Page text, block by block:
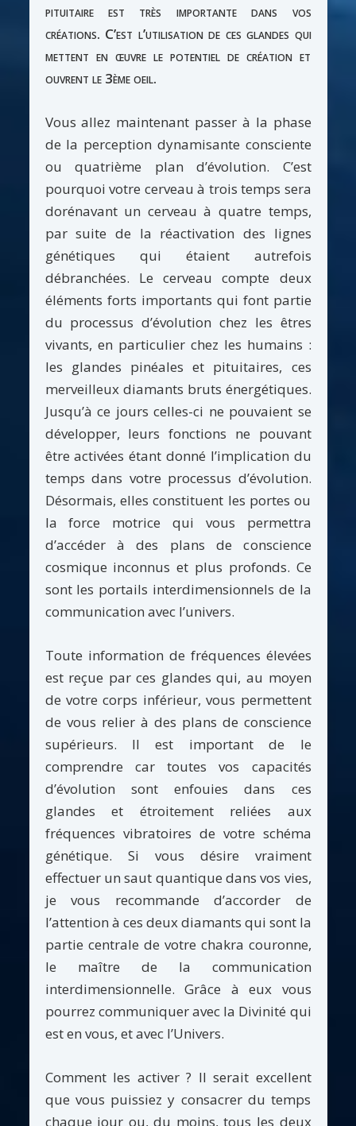
pituitaire est très importante dans vos
créations. C’est l’utilisation de ces glandes qui
mettent en œuvre le potentiel de création et
ouvrent le 3ème oeil.
Vous allez maintenant passer à la phase
de la perception dynamisante consciente
ou quatrième plan d’évolution. C’est
pourquoi votre cerveau à trois temps sera
dorénavant un cerveau à quatre temps,
par suite de la réactivation des lignes
génétiques qui étaient autrefois
débranchées. Le cerveau compte deux
éléments forts importants qui font partie
du processus d’évolution chez les êtres
vivants, en particulier chez les humains :
les glandes pinéales et pituitaires, ces
merveilleux diamants bruts énergétiques.
Jusqu’à ce jours celles-ci ne pouvaient se
développer, leurs fonctions ne pouvant
être activées étant donné l’implication du
temps dans votre processus d’évolution.
Désormais, elles constituent les portes ou
la force motrice qui vous permettra
d’accéder à des plans de conscience
cosmique inconnus et plus profonds. Ce
sont les portails interdimensionnels de la
communication avec l’univers.
Toute information de fréquences élevées
est reçue par ces glandes qui, au moyen
de votre corps inférieur, vous permettent
de vous relier à des plans de conscience
supérieurs. Il est important de le
comprendre car toutes vos capacités
d’évolution sont enfouies dans ces
glandes et étroitement reliées aux
fréquences vibratoires de votre schéma
génétique. Si vous désire vraiment
effectuer un saut quantique dans vos vies,
je vous recommande d’accorder de
l’attention à ces deux diamants qui sont la
partie centrale de votre chakra couronne,
le maître de la communication
interdimensionnelle. Grâce à eux vous
pourrez communiquer avec la Divinité qui
est en vous, et avec l’Univers.
Comment les activer ? Il serait excellent
que vous puissiez y consacrer du temps
chaque jour ou, du moins, tous les deux